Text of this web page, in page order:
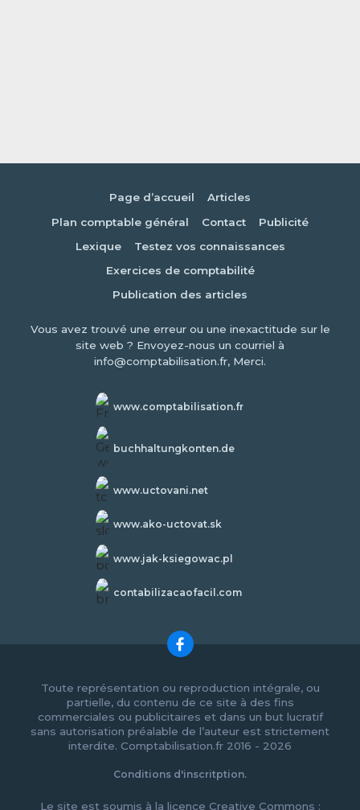
Page d’accueil
Articles
Plan comptable général
Contact
Publicité
Lexique
Testez vos connaissances
Exercices de comptabilité
Publication des articles
Vous avez trouvé une erreur ou une inexactitude sur le
site web ? Envoyez-nous un courriel à
info@comptabilisation.fr, Merci.
www.comptabilisation.fr
buchhaltungkonten.de
www.uctovani.net
www.ako-uctovat.sk
www.jak-ksiegowac.pl
contabilizacaofacil.com
Toute représentation ou reproduction intégrale, ou
partielle, du contenu de ce site à des fins
commerciales ou publicitaires et dans un but lucratif
sans autorisation préalable de l’auteur est strictement
interdite. Comptabilisation.fr 2016 - 2026
Conditions d'inscritption.
Le site est soumis à la licence Creative Commons :